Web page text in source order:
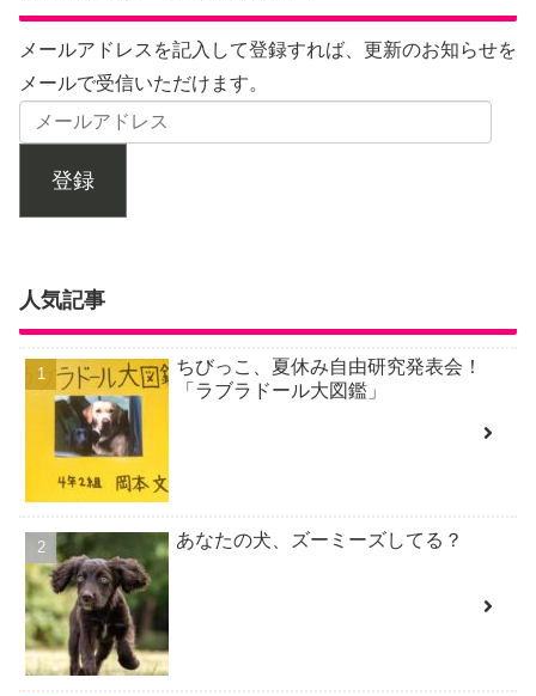
メールアドレスを記入して登録すれば、更新のお知らせを
メールで受信いただけます。
登録
人気記事
ちびっこ、夏休み自由研究発表会！
「ラブラドール大図鑑」
あなたの犬、ズーミーズしてる？